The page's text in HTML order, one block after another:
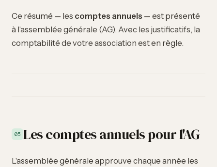
Ce résumé — les comptes annuels — est présenté
à l'assemblée générale (AG). Avec les justificatifs, la
comptabilité de votre association est en règle.
05 Les comptes annuels pour l'AG
L'assemblée générale approuve chaque année les